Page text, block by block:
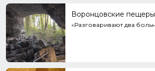
Воронцовские пещеры